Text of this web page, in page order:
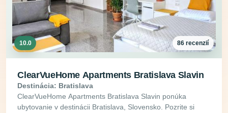
10.0 86 recenzií
ClearVueHome Apartments Bratislava Slavin
Destinácia: Bratislava
ClearVueHome Apartments Bratislava Slavin ponúka
ubytovanie v destinácii Bratislava, Slovensko. Pozrite si